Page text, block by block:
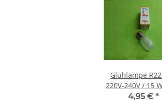
Glühlampe
220V-240V / 15
BA15d4,95 € *